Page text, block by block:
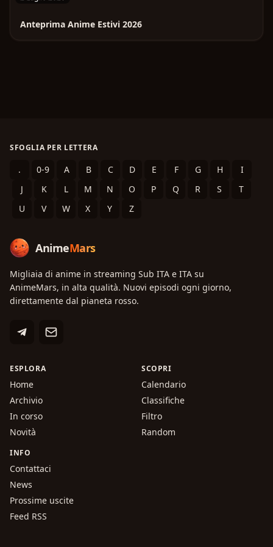
Anteprima Anime Estivi 2026
SFOGLIA PER LETTERA
. 0-9 A B C D E F G H
I
J
K L M N O P Q R S
T
U
V W X Y Z
AnimeMars
Migliaia di anime in streaming Sub ITA e ITA su
AnimeMars, in alta qualità. Nuovi episodi ogni giorno,
direttamente dal pianeta rosso.
ESPLORA
Home
Archivio
In corso
Novità
SCOPRI
Calendario
Classifiche
Filtro
Random
INFO
Contattaci
News
Prossime uscite
Feed RSS